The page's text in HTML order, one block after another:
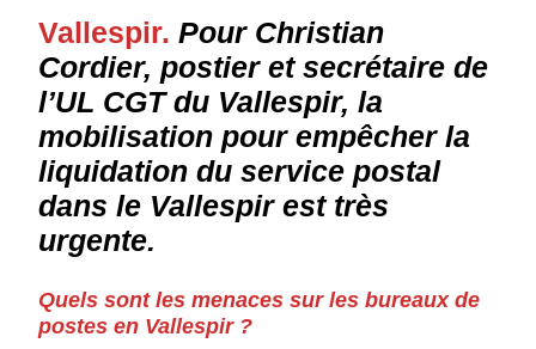
Vallespir. Pour Christian
Cordier, postier et secrétaire de
l’UL CGT du Vallespir, la
mobilisation pour empêcher la
liquidation du service postal
dans le Vallespir est très
urgente.
Quels sont les menaces sur les bureaux de
postes en Vallespir ?